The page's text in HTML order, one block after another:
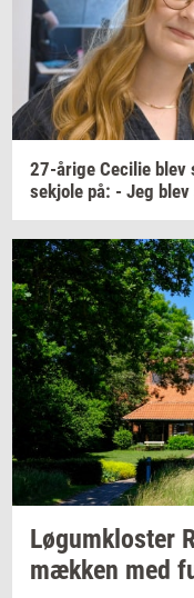
27-​årige Ce­ci­lie blev
sekjo­le på: - Jeg blev
Løgum­klo­ster
mæk­ken med